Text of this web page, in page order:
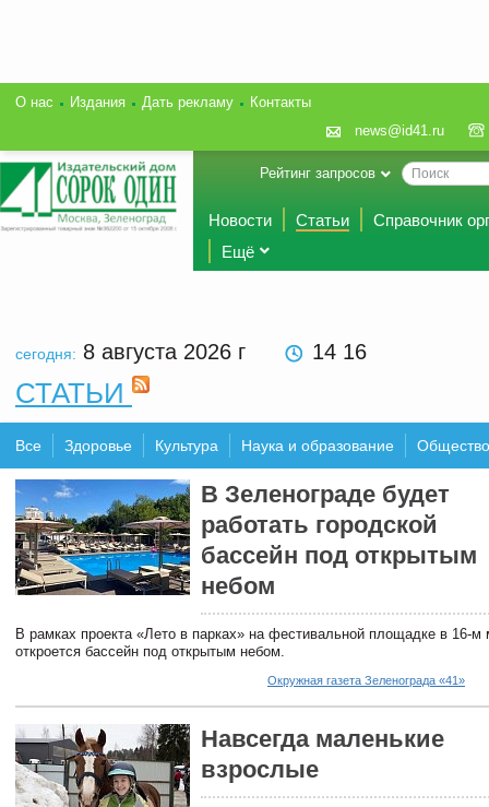
О нас Издания Дать рекламу
Контакты
news@id41.ru
Рейтинг запросов
Новости Статьи
Справочник
Ещё
сегодня: 8 августа 2026 г 14 16
СТАТЬИ
Все Здоровье Культура Наука и образование Общество
В Зеленограде будет
работать городской
бассейн под открытым
небом
В рамках проекта «Лето в парках» на фестивальной площадке в 16-м
откроется бассейн под открытым небом.
Окружная газета Зеленограда «41»
Навсегда маленькие
взрослые